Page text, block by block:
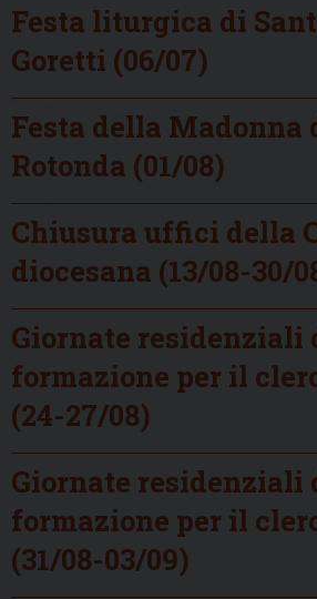
Festa liturgica di
Goretti (06/07)
Festa della Madonna
Rotonda (01/08)
Chiusura uffici della
diocesana (13/08-30/
Giornate residenziali
formazione per il
(24-27/08)
Giornate residenziali
formazione per il
(31/08-03/09)